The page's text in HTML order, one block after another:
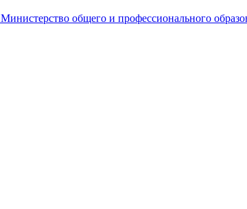
Министерство общего и профессионального